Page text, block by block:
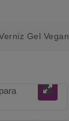
Gel Vegan